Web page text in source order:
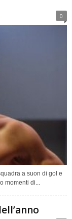
0
a suon di gol e
momenti di...